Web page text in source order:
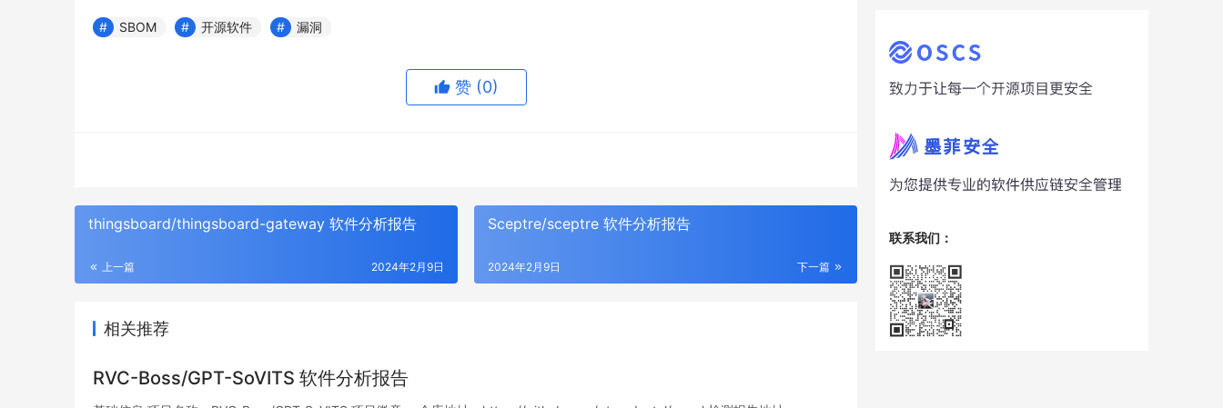
SBOM 开源软件 漏洞
赞 (0)
thingsboard/thingsboard-gateway 软件分析报告
上一篇 2024年2月9日
Sceptre/sceptre 软件分析报告
下一篇
2024年2月9日
相关推荐
RVC-Boss/GPT-SoVITS 软件分析报告
联系我们：